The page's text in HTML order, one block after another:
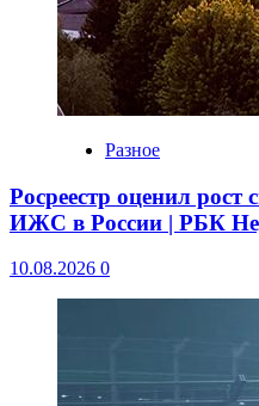
Разное
Росреестр оценил рост
ИЖС в России | РБК
10.08.2026 0